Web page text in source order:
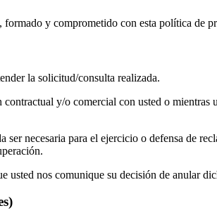
y comprometido con esta política de
la solicitud/consulta realizada.
y/o comercial con usted o mientras
necesaria para el ejercicio o defensa de
usted nos comunique su decisión de anular